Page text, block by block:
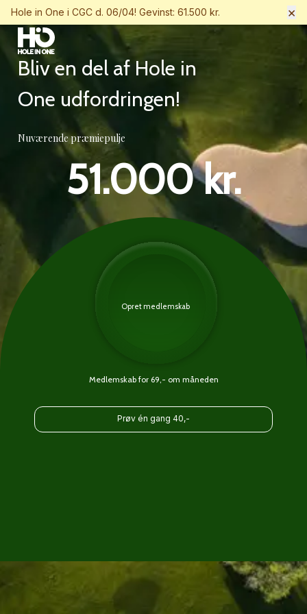
Hole in One i CGC d. 06/04! Gevinst: 61.500 kr. ×
Bliv en del af Hole in
One udfordringen!
Nuværende præmiepulje
51.000 kr.
Opret medlemskab
Medlemskab for 69,- om måneden
Prøv én gang 40,-